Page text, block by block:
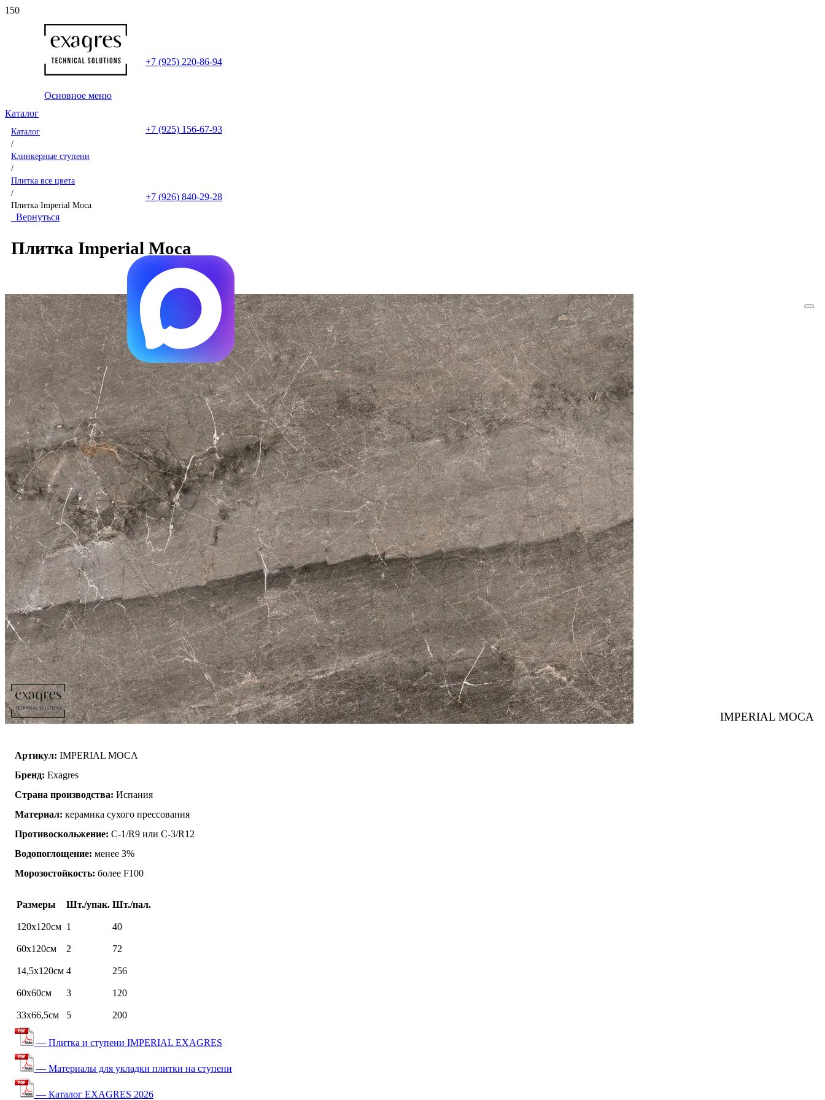
+7 (925) 220-86-94
+7 (925) 156-67-93
+7 (926) 840-29-28
Основное меню
Каталог
Каталог
/
Клинкерные ступени
/
Плитка все цвета
/
Плитка Imperial Moca
Вернуться
Плитка Imperial Moca
IMPERIAL MOCA
Артикул: IMPERIAL MOCA
Бренд: Exagres
Страна производства: Испания
Материал: керамика сухого прессования
Противоскольжение: C-1/R9 или C-3/R12
Водопоглощение: менее 3%
Морозостойкость: более F100
Размеры Шт./упак. Шт./пал.
120х120см 1 40
60х120см 2 72
14,5х120см 4 256
60х60см 3 120
33х66,5см 5 200
— Плитка и ступени IMPERIAL EXAGRES
— Материалы для укладки плитки на ступени
— Каталог EXAGRES 2026